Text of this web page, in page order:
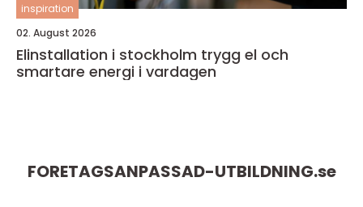
inspiration
02. August 2026
Elinstallation i stockholm trygg el och
smartare energi i vardagen
FORETAGSANPASSAD-UTBILDNING.se